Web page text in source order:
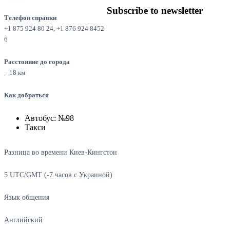
Телефон справки
+1 875 924 80 24, +1 876 924 8452
6
Расстояние до города
– 18 км
Как добраться
Автобус: №98
Такси
Разница во времени Киев-Кингстон
5 UTC/GMT (-7 часов с Украиной)
Язык общения
Английский
Subscribe to newsletter